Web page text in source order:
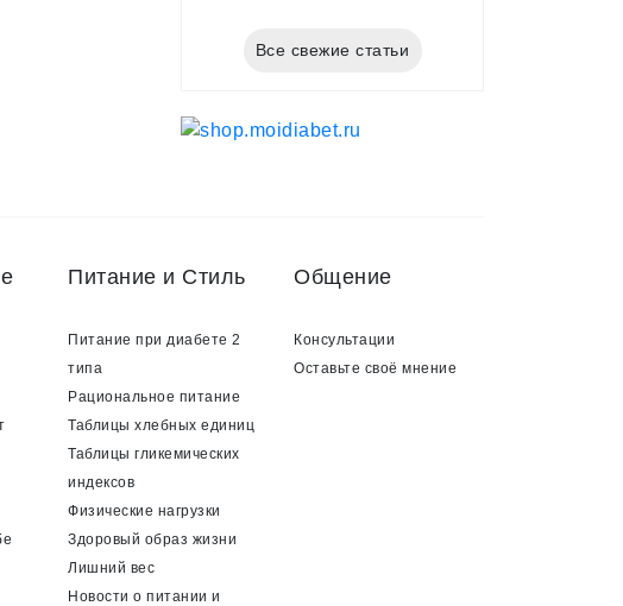
Все свежие статьи
Питание и Стиль
Питание при диабете 2
типа
Рациональное питание
Таблицы хлебных единиц
Таблицы гликемических
индексов
Физические нагрузки
Здоровый образ жизни
Лишний вес
Новости о питании и
Общение
Консультации
Оставьте своё мнение